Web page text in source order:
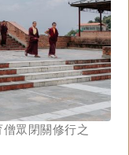
眾閉關修行之